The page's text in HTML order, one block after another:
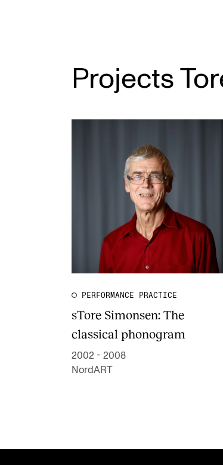
Projects
PERFORMANCE PRACTICE
sTore Simonsen: The
classical phonogram
2002 - 2008
NordART